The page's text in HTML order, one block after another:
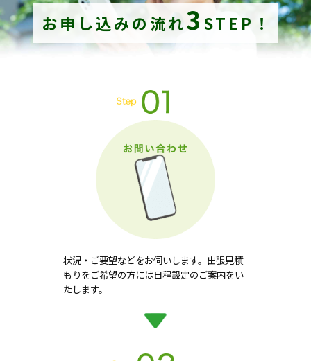
お申し込みの流れ3 STEP！
状況・ご要望などをお伺いします。出張見積
もりをご希望の方には日程設定のご案内をい
たします。